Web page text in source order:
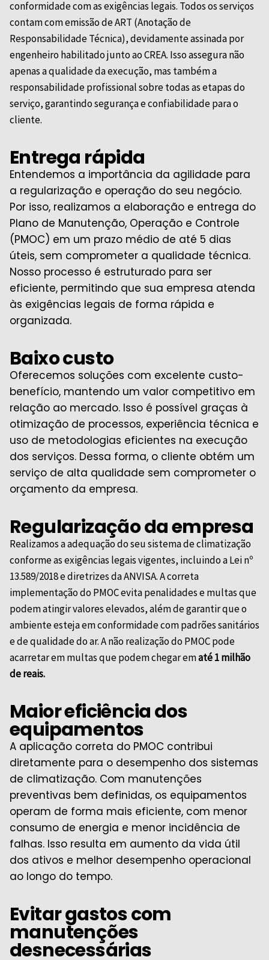
conformidade com as exigências legais. Todos os serviços
contam com emissão de ART (Anotação de
Responsabilidade Técnica), devidamente assinada por
engenheiro habilitado junto aoCREA. Isso assegura não
apenas a qualidade da execução, mas também a
responsabilidade profissional sobre todas as etapas do
serviço, garantindo segurança e confiabilidade para o
cliente.
Entrega rápida
Entendemos a importância da agilidade para
a regularização e operação do seu negócio.
Por isso, realizamos a elaboração e entrega do
Plano de Manutenção, Operação e Controle
(PMOC) em um prazo médio de até 5 dias
úteis, sem comprometer a qualidade técnica.
Nosso processo é estruturado para ser
eficiente, permitindo que sua empresa atenda
às exigências legais de forma rápida e
organizada.
Baixo custo
Oferecemos soluções com excelente custo-
benefício, mantendo um valor competitivo em
relação ao mercado. Isso é possível graças à
otimização de processos, experiência técnica e
uso de metodologias eficientes na execução
dos serviços. Dessa forma, o cliente obtém um
serviço de alta qualidade sem comprometer o
orçamento da empresa.
Regularização da empresa
Realizamos a adequação do seu sistema de climatização
conforme as exigências legais vigentes, incluindo a Lei nº
13.589/2018 e diretrizes daANVISA. A correta
implementação do PMOC evita penalidades e multas que
podem atingir valores elevados, além de garantir que o
ambiente esteja em conformidade com padrões sanitários
e de qualidade do ar. A não realização do PMOC pode
acarretar em multas que podem chegar ematé 1 milhão
de reais.
Maior eficiência dos
equipamentos
A aplicação correta do PMOC contribui
diretamente para o desempenho dos sistemas
de climatização. Com manutenções
preventivas bem definidas, os equipamentos
operam de forma mais eficiente, com menor
consumo de energia e menor incidência de
falhas. Isso resulta em aumento da vida útil
dos ativos e melhor desempenho operacional
ao longo do tempo.
Evitar gastos com
manutenções
desnecessárias